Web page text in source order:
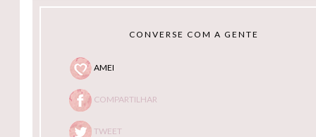
CONVERSE COM A GENTE
AMEI
COMPARTILHAR
TWEET